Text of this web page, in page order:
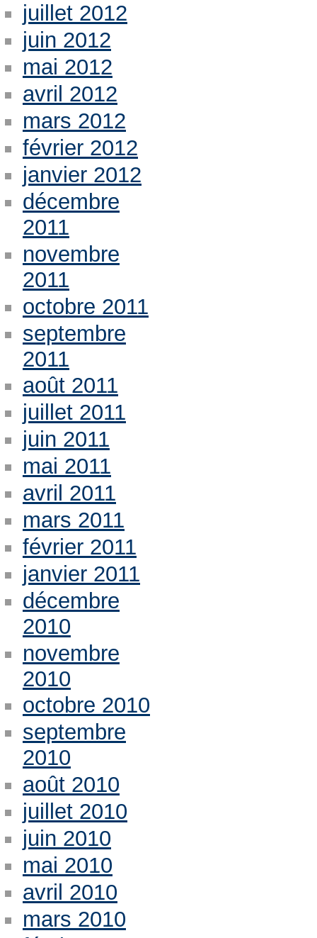
juillet 2012
juin 2012
mai 2012
avril 2012
mars 2012
février 2012
janvier 2012
décembre
2011
novembre
2011
octobre 2011
septembre
2011
août 2011
juillet 2011
juin 2011
mai 2011
avril 2011
mars 2011
février 2011
janvier 2011
décembre
2010
novembre
2010
octobre 2010
septembre
2010
août 2010
juillet 2010
juin 2010
mai 2010
avril 2010
mars 2010